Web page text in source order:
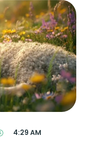
4:29 AM